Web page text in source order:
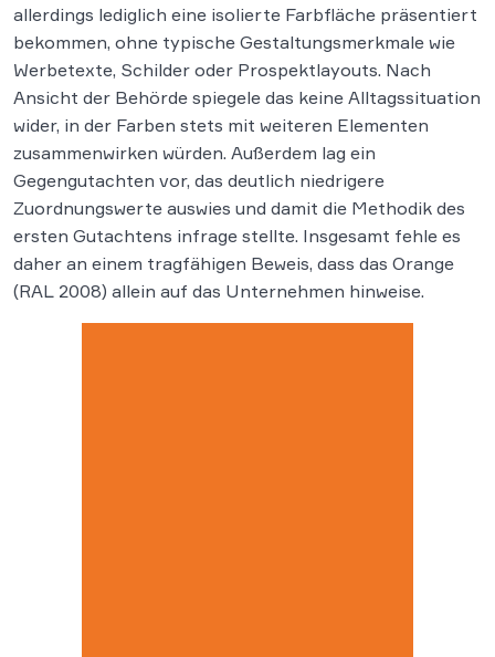
allerdings lediglich eine isolierte Farbfläche präsentiert
bekommen, ohne typische Gestaltungsmerkmale wie
Werbetexte, Schilder oder Prospektlayouts. Nach
Ansicht der Behörde spiegele das keine Alltagssituation
wider, in der Farben stets mit weiteren Elementen
zusammenwirken würden. Außerdem lag ein
Gegengutachten vor, das deutlich niedrigere
Zuordnungswerte auswies und damit die Methodik des
ersten Gutachtens infrage stellte. Insgesamt fehle es
daher an einem tragfähigen Beweis, dass das Orange
(RAL 2008) allein auf das Unternehmen hinweise.